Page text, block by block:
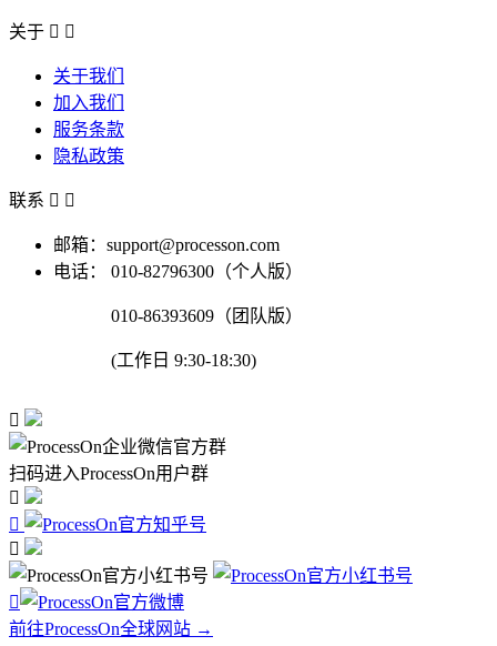
关于  
关于我们
加入我们
服务条款
隐私政策
联系  
邮箱：support@processon.com
电话：
010-82796300（个人版）
010-86393609（团队版）
(工作日 9:30-18:30)

扫码进入ProcessOn用户群




前往ProcessOn全球网站 →